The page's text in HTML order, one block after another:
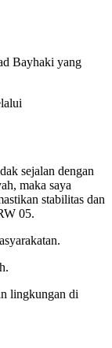
Bayhaki yang
sejalan dengan
maka saya
stabilitas dan
05.
lingkungan di